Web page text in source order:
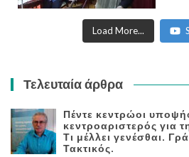
Load More...
Τελευταία άρθρα
Πέντε κεντρώοι
κεντροαριστερός για
Τι μέλλει γενέσθαι.
Τακτικός.